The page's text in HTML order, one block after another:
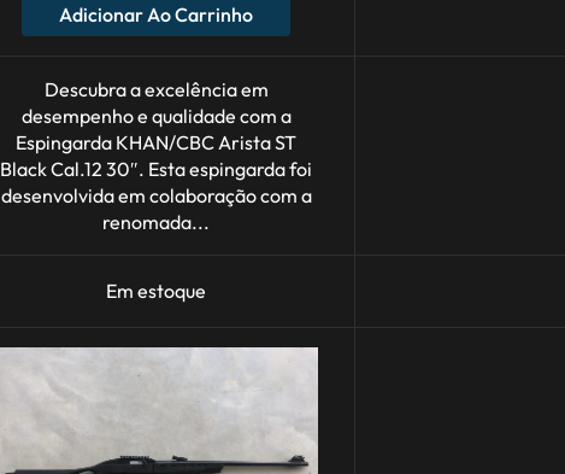
Adicionar Ao Carrinho
Descubra a excelência em
desempenho e qualidade com a
Espingarda KHAN/CBC Arista ST
Black Cal.12 30″. Esta espingarda foi
desenvolvida em colaboração com a
renomada...
Em estoque